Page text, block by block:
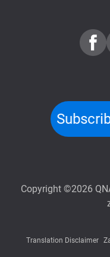
Copyright ©2026
Translation Disclaimer